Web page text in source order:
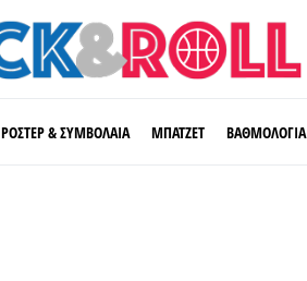
ΡΟΣΤΕΡ & ΣΥΜΒΟΛΑΙΑ ΜΠΑΤΖΕΤ ΒΑΘΜΟΛΟΓΙΑ